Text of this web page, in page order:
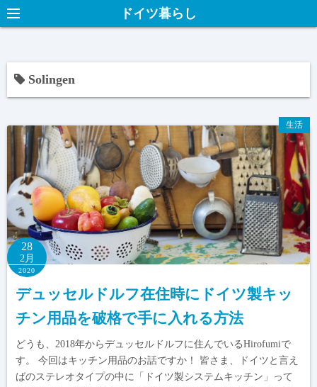
ドイツ暮らし
Solingen
生活
28
2月
2020
デュッセルドルフ在住時にドイツ製キッ
チン用品を破格で手に入れる方法
どうも、2018年からデュッセルドルフに住んでいるHirofumiで
す。 今回はキッチン用品のお話ですか！ 皆さま、ドイツと言え
ばのステレオタイプの中に「ドイツ製システムキッチン」って